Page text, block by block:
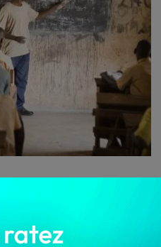
des connaissances avant
concernés ont reçu leur